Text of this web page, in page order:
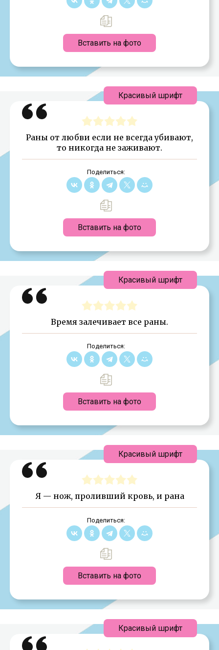
Вставить на фото
Раны от любви если не всегда убивают,
то никогда не заживают.
Поделиться:
Вставить на фото
Красивый шрифт
Время залечивает все раны.
Поделиться:
Вставить на фото
Красивый шрифт
Я — нож, проливший кровь, и рана
Поделиться:
Вставить на фото
Красивый шрифт
Красивый шрифт